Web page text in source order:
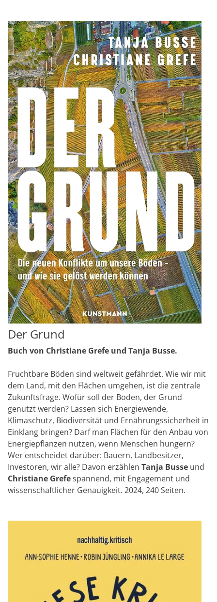
Der Grund
Buch von Christiane Grefe und Tanja Busse.
Fruchtbare Böden sind weltweit gefährdet. Wie wir mit
dem Land, mit den Flächen umgehen, ist die zentrale
Zukunftsfrage. Wofür soll der Boden, der Grund
genutzt werden? Lassen sich Energiewende,
Klimaschutz, Biodiversität und Ernährungssicherheit in
Einklang bringen? Darf man Flächen für den Anbau von
Energiepflanzen nutzen, wenn Menschen hungern?
Wer entscheidet darüber: Bauern, Landbesitzer,
Investoren, wir alle? Davon erzählen Tanja Busse und
Christiane Grefespannend, mit Engagement und
wissenschaftlicher Genauigkeit. 2024, 240 Seiten.